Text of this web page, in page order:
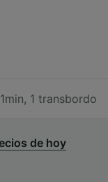
, 1 transbordo
de hoy